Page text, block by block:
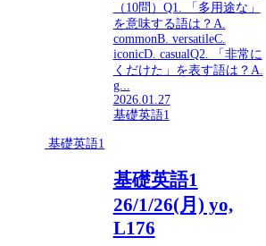
（10問）Q1. 「多用途な」
を意味する語は？A.
commonB. versatileC.
iconicD. casualQ2. 「非常に
くだけた」を表す語は？A.
g...
2026.01.27
基礎英語1
基礎英語1
基礎英語1
26/1/26(月) yo,
L176